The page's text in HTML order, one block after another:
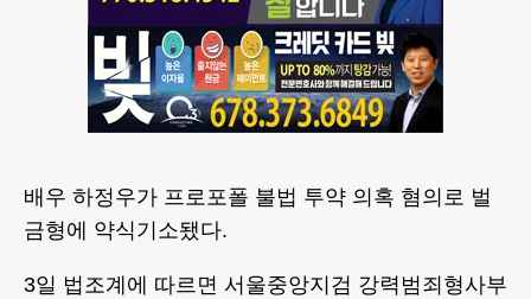
배우 하정우가 프로포폴 불법 투약 의혹 혐의로 벌
금형에 약식기소됐다.
3일 법조계에 따르면 서울중앙지검 강력범죄형사부